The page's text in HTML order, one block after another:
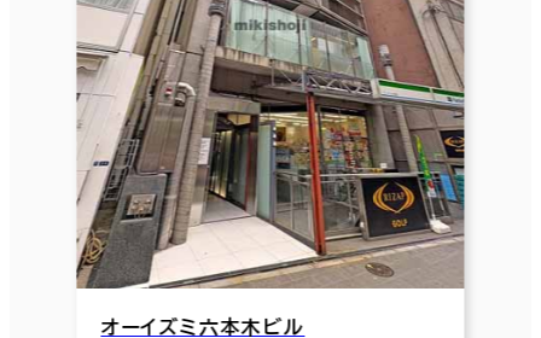
オーイズミ六本木ビル